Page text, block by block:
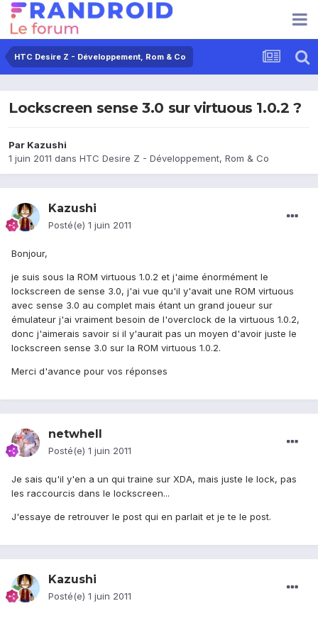
HTC Desire Z - Développement, Rom & Co
Lockscreen sense 3.0 sur virtuous 1.0.2 ?
Par Kazushi
1 juin 2011 dans HTC Desire Z - Développement, Rom & Co
Kazushi
Posté(e) 1 juin 2011
Bonjour,
je suis sous la ROM virtuous 1.0.2 et j'aime énormément le
lockscreen de sense 3.0, j'ai vue qu'il y'avait une ROM virtuous
avec sense 3.0 au complet mais étant un grand joueur sur
émulateur j'ai vraiment besoin de l'overclock de la virtuous 1.0.2,
donc j'aimerais savoir si il y'aurait pas un moyen d'avoir juste le
lockscreen sense 3.0 sur la ROM virtuous 1.0.2.
Merci d'avance pour vos réponses
netwhell
Posté(e) 1 juin 2011
Je sais qu'il y'en a un qui traine sur XDA, mais juste le lock, pas
les raccourcis dans le lockscreen...
J'essaye de retrouver le post qui en parlait et je te le post.
Kazushi
Posté(e) 1 juin 2011